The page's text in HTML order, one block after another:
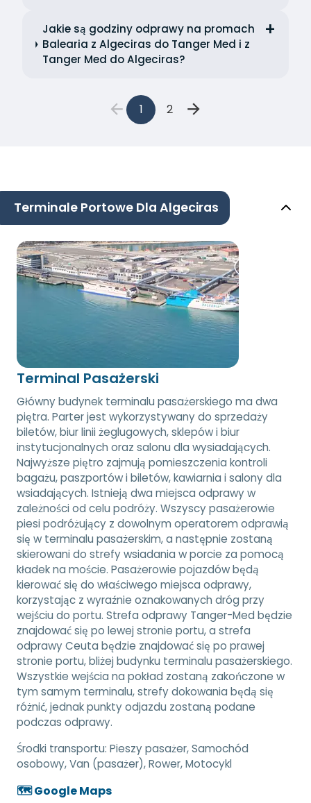
Jakie są godziny odprawy na promach
Balearia z Algeciras do Tanger Med i z
Tanger Med do Algeciras?
1 2
Terminale Portowe Dla Algeciras
Terminal Pasażerski
Główny budynek terminalu pasażerskiego ma dwa
piętra. Parter jest wykorzystywany do sprzedaży
biletów, biur linii żeglugowych, sklepów i biur
instytucjonalnych oraz salonu dla wysiadających.
Najwyższe piętro zajmują pomieszczenia kontroli
bagażu, paszportów i biletów, kawiarnia i salony dla
wsiadających. Istnieją dwa miejsca odprawy w
zależności od celu podróży. Wszyscy pasażerowie
piesi podróżujący z dowolnym operatorem odprawią
się w terminalu pasażerskim, a następnie zostaną
skierowani do strefy wsiadania w porcie za pomocą
kładek na moście. Pasażerowie pojazdów będą
kierować się do właściwego miejsca odprawy,
korzystając z wyraźnie oznakowanych dróg przy
wejściu do portu. Strefa odprawy Tanger-Med będzie
znajdować się po lewej stronie portu, a strefa
odprawy Ceuta będzie znajdować się po prawej
stronie portu, bliżej budynku terminalu pasażerskiego.
Wszystkie wejścia na pokład zostaną zakończone w
tym samym terminalu, strefy dokowania będą się
różnić, jednak punkty odjazdu zostaną podane
podczas odprawy.
Środki transportu: Pieszy pasażer, Samochód
osobowy, Van (pasażer), Rower, Motocykl
🗺️ Google Maps